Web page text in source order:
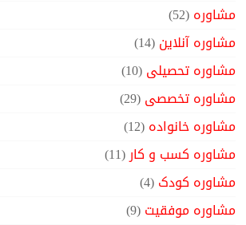
مشاوره(52)
مشاوره آنلاین(14)
مشاوره تحصیلی(10)
مشاوره تخصصی(29)
مشاوره خانواده(12)
مشاوره کسب و کار(11)
مشاوره کودک(4)
مشاوره موفقیت(9)